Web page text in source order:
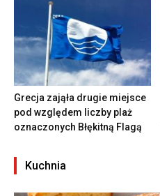
Grecja zająła drugie miejsce
pod względem liczby plaż
oznaczonych Błękitną Flagą
Kuchnia